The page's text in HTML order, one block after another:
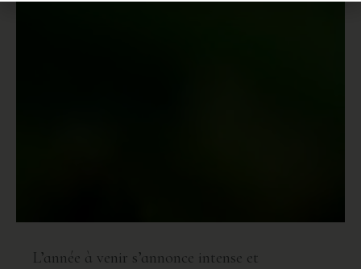
L’année à venir s’annonce intense et